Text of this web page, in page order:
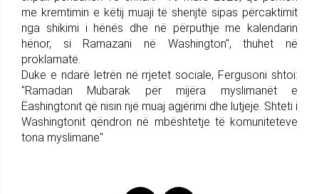
me kremtimin e këtij muaji të shenjtë sipas përcaktimit
nga shikimi i hënës dhe në përputhje me kalendarin
hënor, si Ramazani në Washington", thuhet në
proklamatë.
Duke e ndarë letrën në rrjetet sociale, Fergusoni shtoi:
"Ramadan Mubarak për mijëra myslimanët e
Ëashingtonit që nisin një muaj agjërimi dhe lutjeje. Shteti i
Washingtonit qëndron në mbështetje të komuniteteve
tona myslimane"